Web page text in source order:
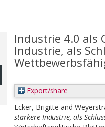
Industrie 4.0 als
Industrie, als
Export/share
Ecker, Brigitte and
stärkere Industrie, als